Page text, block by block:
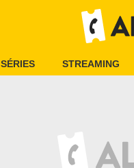
SÉRIES STREAMING